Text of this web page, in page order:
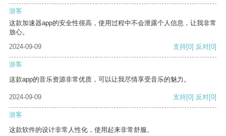
游客
这款加速器app的安全性很高，使用过程中不会泄露个人信息，让我非常
放心。
2024-09-09
支持[0] 反对[0]
游客
这款app的音乐资源非常优质，可以让我尽情享受音乐的魅力。
2024-09-09 支持[0] 反对[0]
游客
这款软件的设计非常人性化，使用起来非常舒服。